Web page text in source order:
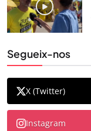
Segueix-nos
X (Twitter)
Instagram